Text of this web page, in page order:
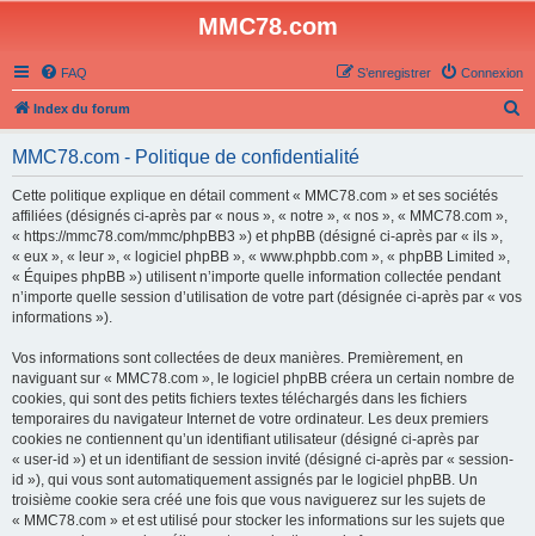
MMC78.com
FAQ Connexion
S’enregistrer
Index du forum
MMC78.com - Politique de confidentialité
Cette politique explique en détail comment « MMC78.com » et ses sociétés
affiliées (désignés ci-après par « nous », « notre », « nos », « MMC78.com »,
« https://mmc78.com/mmc/phpBB3 ») et phpBB (désigné ci-après par « ils »,
« eux », « leur », « logiciel phpBB », « www.phpbb.com », « phpBB Limited »,
« Équipes phpBB ») utilisent n’importe quelle information collectée pendant
n’importe quelle session d’utilisation de votre part (désignée ci-après par « vos
informations »).
Vos informations sont collectées de deux manières. Premièrement, en
naviguant sur « MMC78.com », le logiciel phpBB créera un certain nombre de
cookies, qui sont des petits fichiers textes téléchargés dans les fichiers
temporaires du navigateur Internet de votre ordinateur. Les deux premiers
cookies ne contiennent qu’un identifiant utilisateur (désigné ci-après par
« user-id ») et un identifiant de session invité (désigné ci-après par « session-
id »), qui vous sont automatiquement assignés par le logiciel phpBB. Un
troisième cookie sera créé une fois que vous naviguerez sur les sujets de
« MMC78.com » et est utilisé pour stocker les informations sur les sujets que